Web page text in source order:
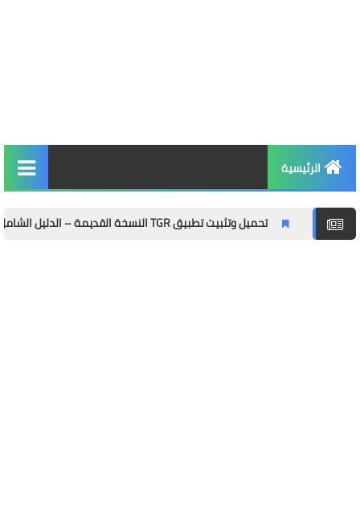
الرئيسية
تحميل وتثبيت تطبيق TGR النسخة القديمة – الدليل الشامل مع المميزات وطريقة التثبيت خطوة بخطوة